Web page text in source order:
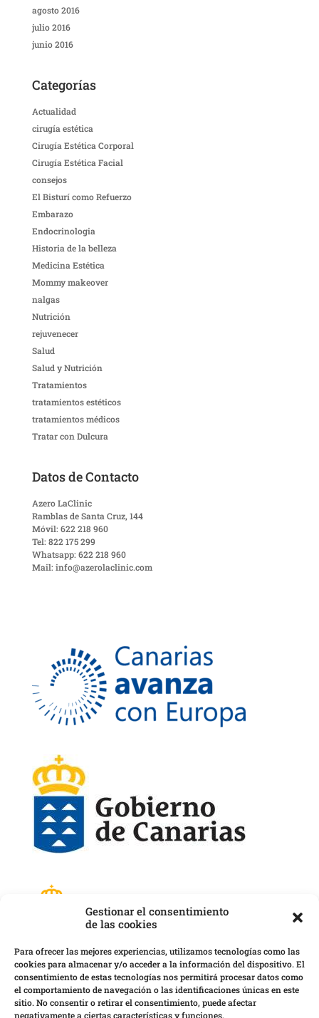
Gestionar el consentimiento
de las cookies
Para ofrecer las mejores experiencias, utilizamos tecnologías como las
cookies para almacenar y/o acceder a la información del dispositivo. El
consentimiento de estas tecnologías nos permitirá procesar datos como
el comportamiento de navegación o las identificaciones únicas en este
sitio. No consentir o retirar el consentimiento, puede afectar
negativamente a ciertas características y funciones.
agosto 2016
julio 2016
junio 2016
Categorías
Actualidad
cirugía estética
Cirugía Estética Corporal
Cirugía Estética Facial
consejos
El Bisturí como Refuerzo
Embarazo
Endocrinologia
Historia de la belleza
Medicina Estética
Mommy makeover
nalgas
Nutrición
rejuvenecer
Salud
Salud y Nutrición
Tratamientos
tratamientos estéticos
tratamientos médicos
Tratar con Dulcura
Datos de Contacto
Azero LaClinic
Ramblas de Santa Cruz, 144
Móvil: 622 218 960
Tel: 822 175 299
Whatsapp: 622 218 960
Mail: info@azerolaclinic.com